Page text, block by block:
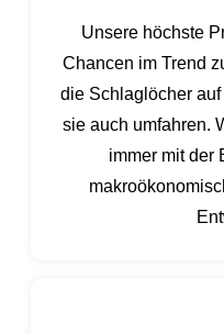
Unsere höchste
Chancen im Trend
die Schlaglöcher
sie auch umfahren.
immer mit der